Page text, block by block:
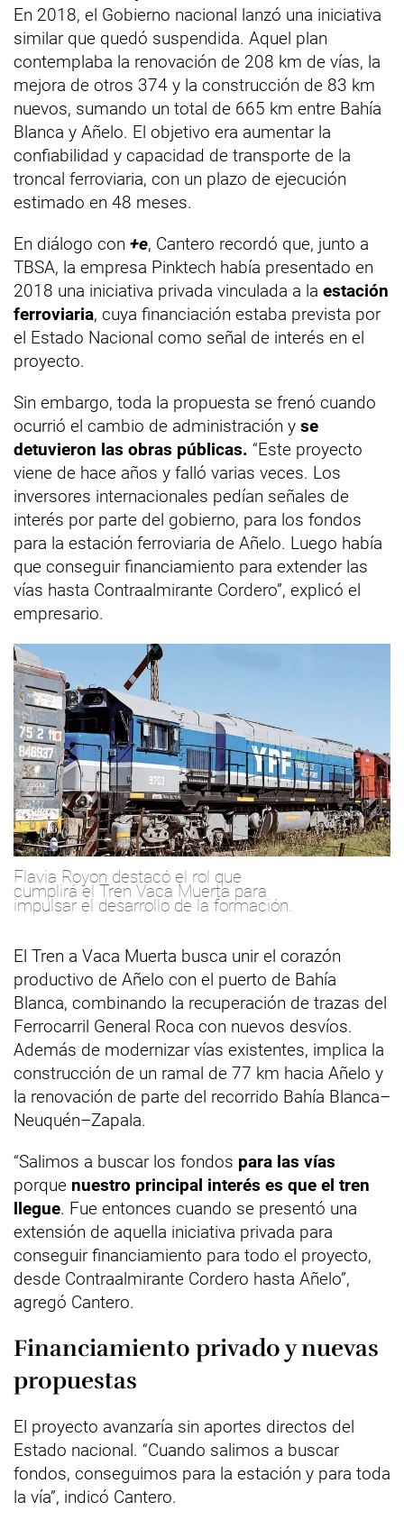
En 2018, el Gobierno nacional lanzó una iniciativa
similar que quedó suspendida. Aquel plan
contemplaba la renovación de 208 km de vías, la
mejora de otros 374 y la construcción de 83 km
nuevos, sumando un total de 665 km entre Bahía
Blanca y Añelo. El objetivo era aumentar la
confiabilidad y capacidad de transporte de la
troncal ferroviaria, con un plazo de ejecución
estimado en 48 meses.
En diálogo con +e, Cantero recordó que, junto a
TBSA, la empresa Pinktech había presentado en
2018 una iniciativa privada vinculada a la estación
ferroviaria, cuya financiación estaba prevista por
el Estado Nacional como señal de interés en el
proyecto.
Sin embargo, toda la propuesta se frenó cuando
ocurrió el cambio de administración y se
detuvieron las obras públicas. “Este proyecto
viene de hace años y falló varias veces. Los
inversores internacionales pedían señales de
interés por parte del gobierno, para los fondos
para la estación ferroviaria de Añelo. Luego había
que conseguir financiamiento para extender las
vías hasta Contraalmirante Cordero”, explicó el
empresario.
Flavia Royon destacó el rol que
cumplirá el Tren Vaca Muerta para
impulsar el desarrollo de la formación.
El Tren a Vaca Muerta busca unir el corazón
productivo de Añelo con el puerto de Bahía
Blanca, combinando la recuperación de trazas del
Ferrocarril General Roca con nuevos desvíos.
Además de modernizar vías existentes, implica la
construcción de un ramal de 77 km hacia Añelo y
la renovación de parte del recorrido Bahía Blanca–
Neuquén–Zapala.
“Salimos a buscar los fondos para las vías
porque nuestro principal interés es que el tren
llegue. Fue entonces cuando se presentó una
extensión de aquella iniciativa privada para
conseguir financiamiento para todo el proyecto,
desde Contraalmirante Cordero hasta Añelo”,
agregó Cantero.
Financiamiento privado y nuevas
propuestas
El proyecto avanzaría sin aportes directos del
Estado nacional. “Cuando salimos a buscar
fondos, conseguimos para la estación y para toda
la vía”, indicó Cantero.